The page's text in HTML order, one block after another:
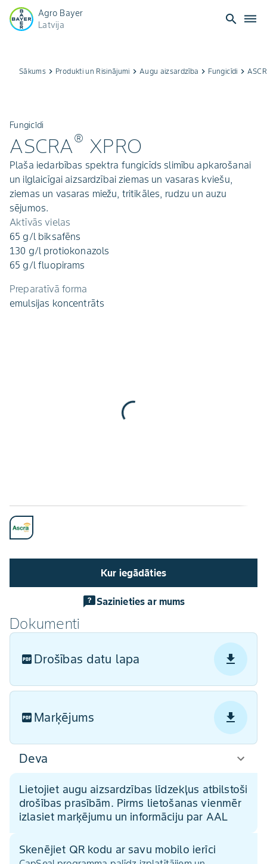
Agro Bayer
Latvija
search dehaze
Sākums keyboard_arrow_right Produkti un Risinājumi keyboard_arrow_right Augu aizsardzība keyboard_arrow_right Fungicīdi keyboard_arrow_right
Fungicīdi
ASCRA® XPRO
Plaša iedarbības spektra fungicīds slimību apkarošanai
un ilglaicīgai aizsardzībai ziemas un vasaras kviešu,
ziemas un vasaras miežu, tritikāles, rudzu un auzu
sējumos.
Aktīvās vielas
65 g/l biksafēns
130 g/l protiokonazols
65 g/l fluopirams
Preparatīvā forma
emulsijas koncentrāts
Kur iegādāties
Sazinieties ar mums
Dokumenti
Drošības datu lapa
Marķējums
Deva
Lietojiet augu aizsardzības līdzekļus atbilstoši
drošības prasībām. Pirms lietošanas vienmēr
izlasiet marķējumu un informāciju par AAL
Skenējiet QR kodu ar savu mobilo ierīci